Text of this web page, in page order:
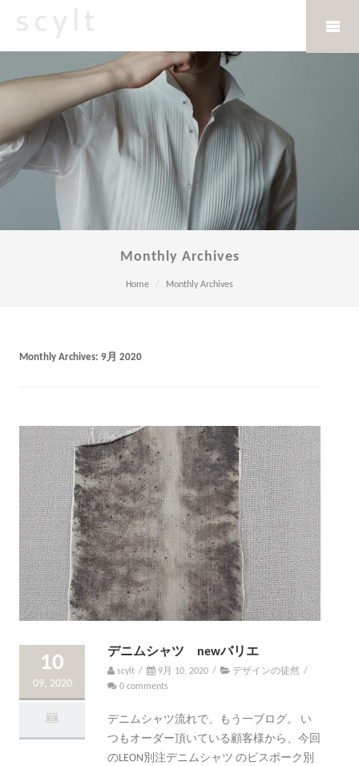
Monthly Archives
Home Monthly Archives
Monthly Archives: 9月 2020
10
09, 2020
デニムシャツ newバリエ
scylt / 9月 10, 2020 / デザインの徒然 /
0 comments
デニムシャツ流れで、もう一ブログ。 い
つもオーダー頂いている顧客様から、今回
のLEON別注デニムシャツ のビスポーク別